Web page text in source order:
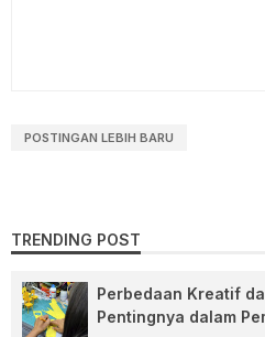
POSTINGAN LEBIH BARU
TRENDING POST
Perbedaan Kreatif
Pentingnya dalam